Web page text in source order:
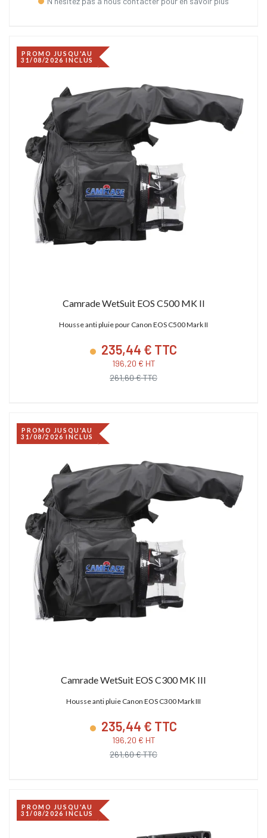
PROMO JUSQU'AU
31/08/2026 INCLUS
Camrade WetSuit EOS C500 MK II
Housse anti pluie pour Canon EOS C500 Mark II
235,44 € TTC
196,20 € HT
261,60 € TTC
PROMO JUSQU'AU
31/08/2026 INCLUS
Camrade WetSuit EOS C300 MK III
Housse anti pluie Canon EOS C300 Mark III
235,44 € TTC
196,20 € HT
261,60 € TTC
PROMO JUSQU'AU
31/08/2026 INCLUS